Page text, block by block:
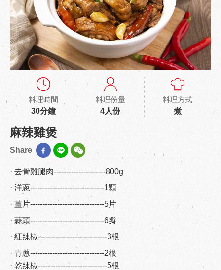
料理時間
30分鐘
料理份量
4人份
料理方式
煮
麻辣雞煲
Share
· 去骨雞腿肉---------------------800g
· 洋蔥------------------------------1顆
· 薑片------------------------------5片
· 蒜頭------------------------------6瓣
· 紅辣椒----------------------------3根
· 青蔥------------------------------2根
· 乾辣椒----------------------------5根